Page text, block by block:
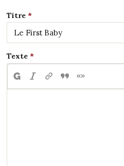
Titre
Texte